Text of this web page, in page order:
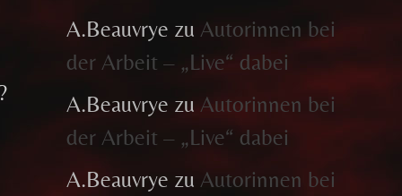
A.Beauvrye zu Autorinnen bei
der Arbeit – „Live“ dabei
A.Beauvrye zu Autorinnen bei
der Arbeit – „Live“ dabei
A.Beauvrye zu Autorinnen bei